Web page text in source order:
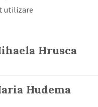
utilizare
Hrusca
Hudema